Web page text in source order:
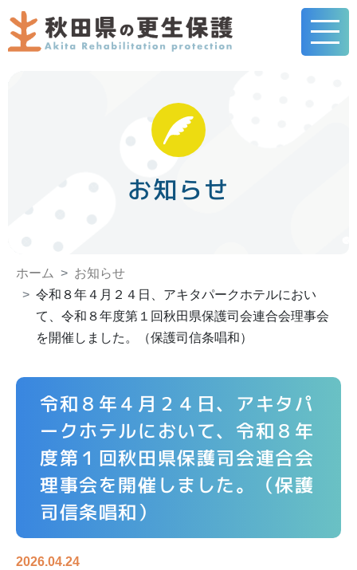
お知らせ
ホーム
お知らせ
令和８年４月２４日、アキタパークホテルにおい
て、令和８年度第１回秋田県保護司会連合会理事会
を開催しました。（保護司信条唱和）
令和８年４月２４日、アキタパ
ークホテルにおいて、令和８年
度第１回秋田県保護司会連合会
理事会を開催しました。（保護
司信条唱和）
2026.04.24